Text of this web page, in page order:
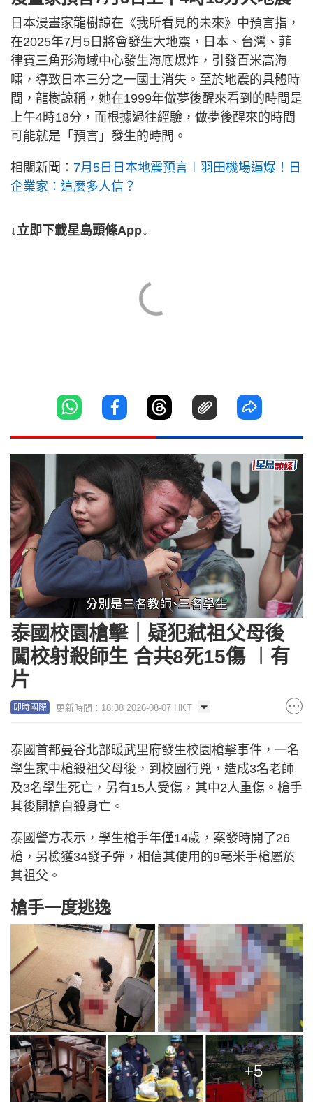
日本漫畫家龍樹諒在《我所看見的未來》中預言指，
在2025年7月5日將會發生大地震，日本、台灣、菲
律賓三角形海域中心發生海底爆炸，引發百米高海
嘯，導致日本三分之一國土消失。至於地震的具體時
間，龍樹諒稱，她在1999年做夢後醒來看到的時間是
上午4時18分，而根據過往經驗，做夢後醒來的時間
可能就是「預言」發生的時間。
相關新聞： 7月5日日本地震預言︱羽田機場逼爆！日
企業家：這麼多人信？
↓立即下載星島頭條App↓
Unmute Loaded:
25.19%
泰國校園槍擊｜疑犯弒祖父母後
闖校射殺師生 合共8死15傷 ︱有
片
即時國際 更新時間：18:38 2026-08-07 HKT
泰國首都曼谷北部暖武里府發生校園槍擊事件，一名
學生家中槍殺祖父母後，到校園行兇，造成3名老師
及3名學生死亡，另有15人受傷，其中2人重傷。槍手
其後開槍自殺身亡。
泰國警方表示，學生槍手年僅14歲，案發時開了26
槍，另檢獲34發子彈，相信其使用的9毫米手槍屬於
其祖父。
槍手一度逃逸
+5